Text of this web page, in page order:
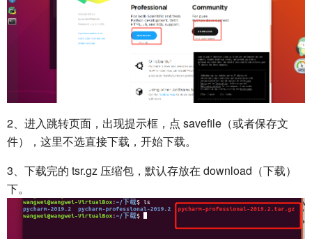
2、进入跳转页面，出现提示框，点 savefile（或者保存文
件），这里不选直接下载，开始下载。
3、下载完的 tsr.gz 压缩包，默认存放在 download（下载）
下。